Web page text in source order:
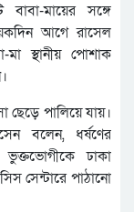
মায়ের সঙ্গে
আগে রাসেল
স্থানীয় পোশাক
ছেড়ে পালিয়ে যায়।
বলেন, ‌ধর্ষণের
ঢাকা
সেন্টারে পাঠানো